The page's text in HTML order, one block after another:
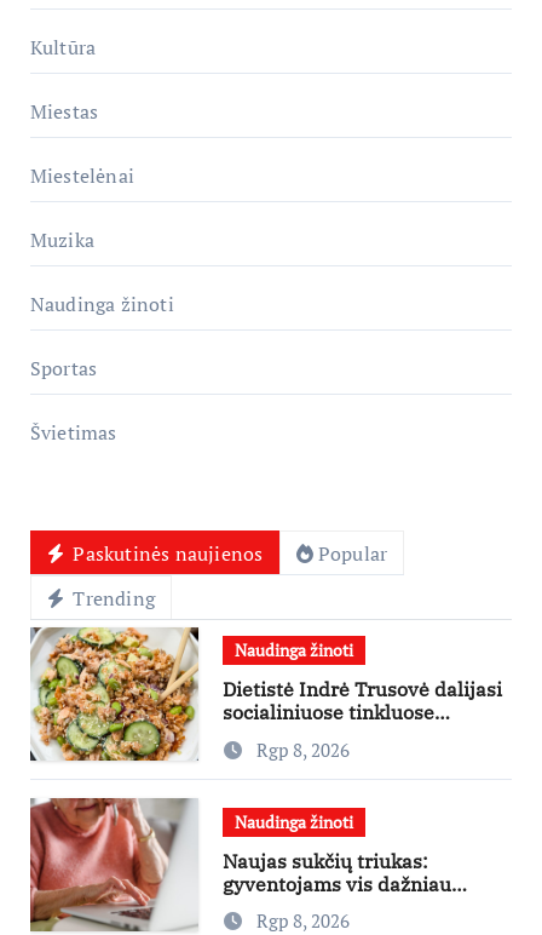
Kultūra
Miestas
Miestelėnai
Muzika
Naudinga žinoti
Sportas
Švietimas
Paskutinės naujienos
Popular
Trending
Naudinga žinoti
Dietistė Indrė Trusovė dalijasi
socialiniuose tinkluose
išpopuliarėjusiu lašišos salotų
receptuRgp 8, 2026
Naudinga žinoti
Naujas sukčių triukas:
gyventojams vis dažniau
skambina per „Viber“
Rgp 8, 2026